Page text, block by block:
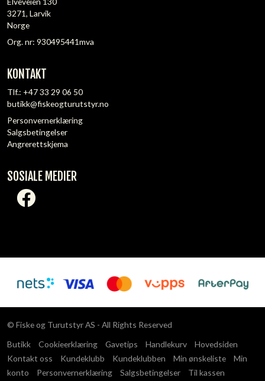
3271, Larvik
Norge
Org. nr: 930495441mva
KONTAKT
Tlf.: +47 33 29 06 50
butikk@fiskeogturutstyr.no
Personvernerklæring
Salgsbetingelser
Angrerettskjema
SOSIALE MEDIER
© Fiske og Turutstyr AS - All Rights Reserved
Butikk
Cookieerklæring Gavetips Handlekurv
Hovedsiden
Kontakt oss
Kundeklubb Kundeklubben Min ønskeliste
Min
konto
Personvernerklæring Salgsbetingelser Til kassen